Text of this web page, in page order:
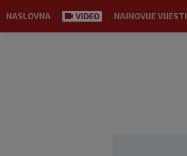
NASLOVNA NAJNOVIJE VIJESTI